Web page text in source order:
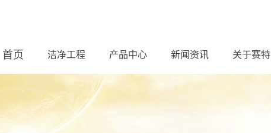
首页 洁净工程 产品中心 新闻资讯 关于赛特